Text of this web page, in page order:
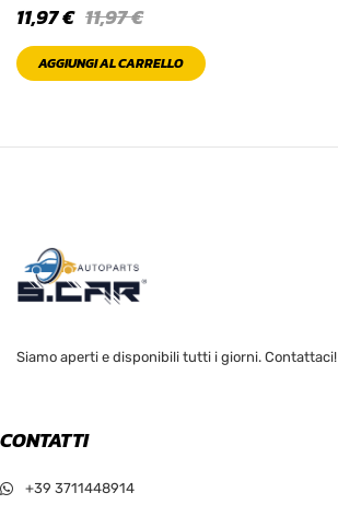
11,97€
11,97€
AGGIUNGI AL CARRELLO
Siamo aperti e disponibili tutti i giorni. Contattaci!
CONTATTI
+39 3711448914